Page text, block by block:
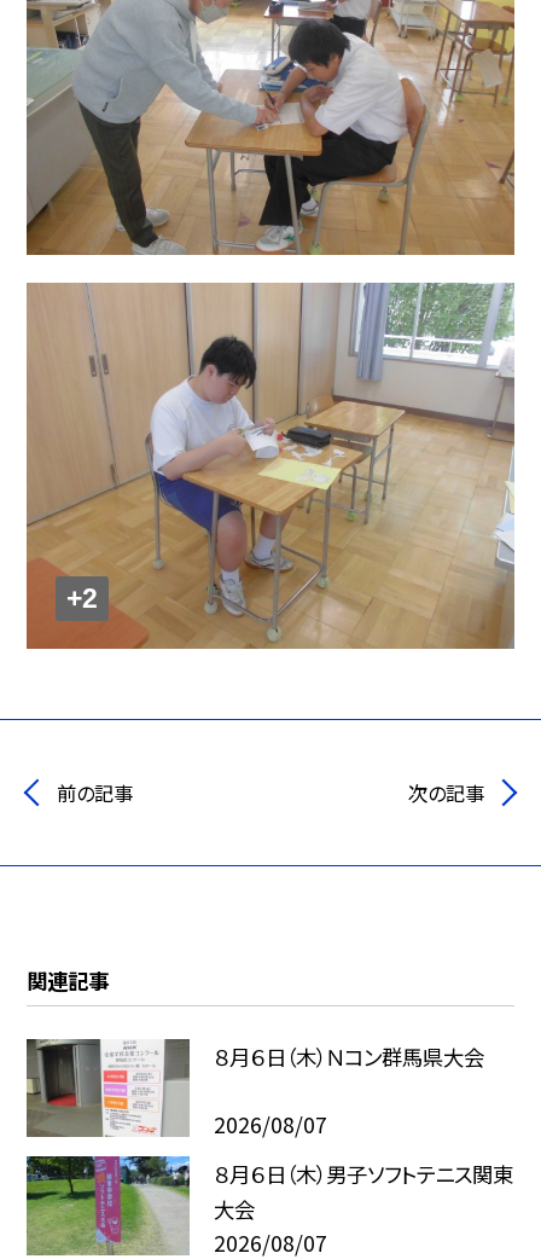
+2
前の記事 次の記事
関連記事
８月６日（木）Ｎコン群馬県大会
2026/08/07
８月６日（木）男子ソフトテニス関東
大会
2026/08/07